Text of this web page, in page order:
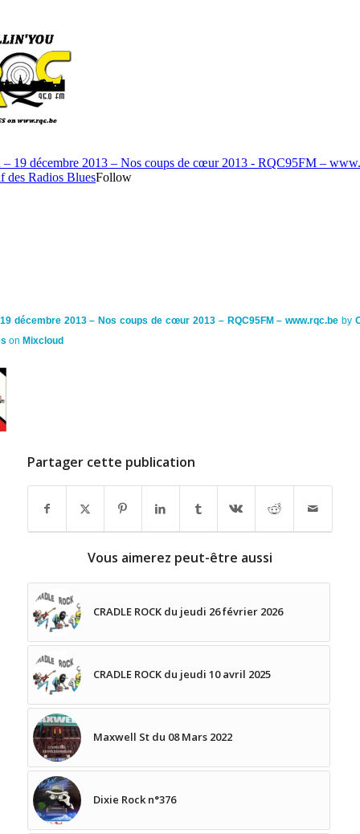
décembre 2013 – Nos coups de cœur 2013 – RQC95FM – www.rqc.be by
on Mixcloud
Partager cette publication
Vous aimerez peut-être aussi
CRADLE ROCK du jeudi 26 février 2026
CRADLE ROCK du jeudi 10 avril 2025
Maxwell St du 08 Mars 2022
Dixie Rock n°376